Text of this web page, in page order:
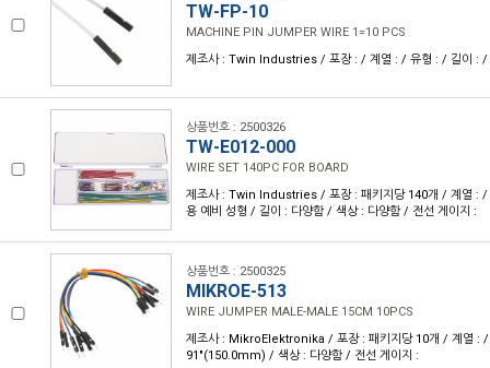
TW-FP-10
MACHINE PIN JUMPER WIRE 1=10 PCS
제조사 : Twin Industries / 포장 : / 계열 : / 유형 : / 길이 : /
상품번호 : 2500326
TW-E012-000
WIRE SET 140PC FOR BOARD
제조사 : Twin Industries / 포장 : 패키지당 140개 / 계열 : /
용 예비 성형 / 길이 : 다양함 / 색상 : 다양함 / 전선 게이지 :
상품번호 : 2500325
MIKROE-513
WIRE JUMPER MALE-MALE 15CM 10PCS
제조사 : MikroElektronika / 포장 : 패키지당 10개 / 계열 : /
91"(150.0mm) / 색상 : 다양함 / 전선 게이지 :